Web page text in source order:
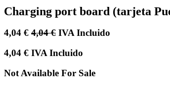
Charging port board (tarjeta
4,04 € 4,04€ IVA Incluido
4,04 € IVA Incluido
Not Available For Sale